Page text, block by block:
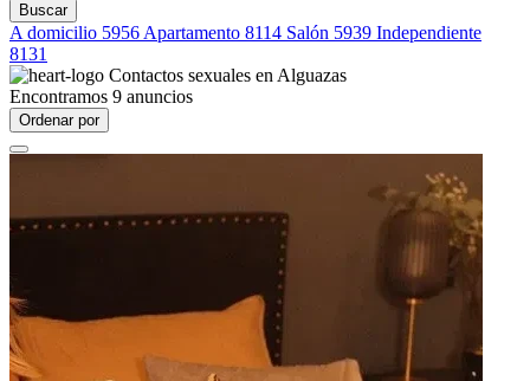
Buscar
A domicilio 5956 Apartamento 8114 Salón 5939 Independiente
8131
Contactos sexuales en Alguazas
Encontramos 9 anuncios
Ordenar por